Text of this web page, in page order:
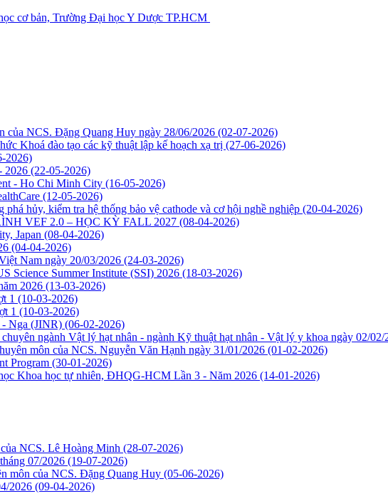
cơ bản, Trường Đại học Y Dược TP.HCM
của NCS. Đặng Quang Huy ngày 28/06/2026 (02-07-2026)
Khoá đào tạo các kỹ thuật lập kế hoạch xạ trị (27-06-2026)
2026)
2026 (22-05-2026)
- Ho Chi Minh City (16-05-2026)
(12-05-2026)
hủy, kiểm tra hệ thống bảo vệ cathode và cơ hội nghề nghiệp (20-04-2026)
VEF 2.0 – HỌC KỲ FALL 2027 (08-04-2026)
Japan (08-04-2026)
(04-04-2026)
Nam ngày 20/03/2026 (24-03-2026)
Science Summer Institute (SSI) 2026 (18-03-2026)
2026 (13-03-2026)
1 (10-03-2026)
1 (10-03-2026)
- Nga (JINR) (06-02-2026)
ngành Vật lý hạt nhân - ngành Kỹ thuật hạt nhân - Vật lý y khoa ngày 02/02/
môn của NCS. Nguyễn Văn Hạnh ngày 31/01/2026 (01-02-2026)
Program (30-01-2026)
Khoa học tự nhiên, ĐHQG-HCM Lần 3 - Năm 2026 (14-01-2026)
NCS. Lê Hoàng Minh (28-07-2026)
07/2026 (19-07-2026)
môn của NCS. Đặng Quang Huy (05-06-2026)
2026 (09-04-2026)